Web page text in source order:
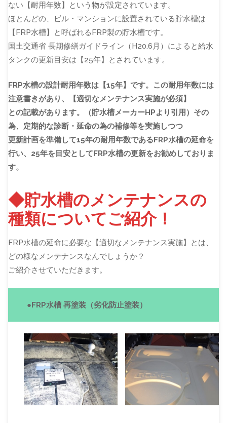
ない【耐用年数】という物が設定されています。
ほとんどの、ビル・マンションに設置されている貯水槽は
【FRP水槽】と呼ばれるFRP製の貯水槽です。
国土交通省 長期修繕ガイドライン（H20.6月）によると給水
タンクの更新目安は【25年】とされています。
FRP水槽の設計耐用年数は【15年】です。この耐用年数には
注意書きがあり、【適切なメンテナンス実施が必須】
との記載があります。（貯水槽メーカーHPより引用）その
為、定期的な診断・延命の為の補修等を実施しつつ
更新計画を準備して15年の耐用年数であるFRP水槽の延命を
行い、25年を目安としてFRP水槽の更新をお勧めしておりま
す。
◆貯水槽のメンテナンスの
種類についてご紹介！
FRP水槽の延命に必要な【適切なメンテナンス実施】とは、
どの様なメンテナンスなんでしょうか？
ご紹介させていただきます。
●FRP水槽 再塗装（劣化防止塗装）